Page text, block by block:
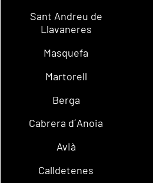
Sant Andreu de
Llavaneres
Masquefa
Martorell
Berga
Cabrera d´Anoia
Avià
Calldetenes